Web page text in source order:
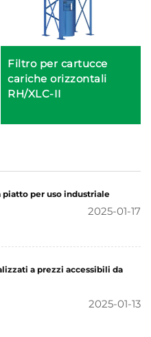
Filtro per cartucce
cariche orizzontali
RH/XLC-II
per uso industriale
2025-01-17
a prezzi accessibili da
2025-01-13